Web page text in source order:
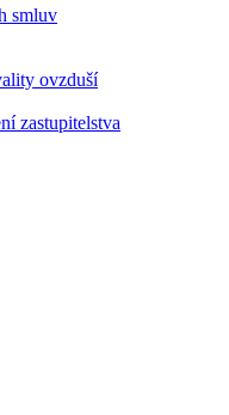
smluv
ovzduší
zastupitelstva